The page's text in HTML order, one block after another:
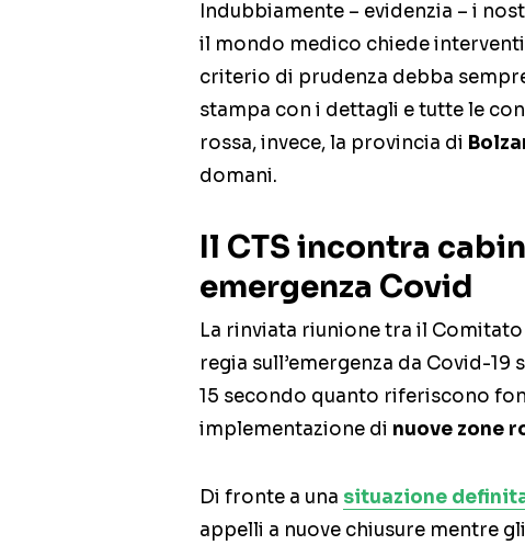
Indubbiamente – evidenzia – i
il mondo medico chiede
criterio di prudenza debba
stampa con i dettagli e tutte le
rossa, invece, la provincia di
domani.
Il CTS incontra
emergenza Covid
La rinviata riunione tra il
regia sull’emergenza da Covid-
15 secondo quanto riferiscono
implementazione di nuove zone
Di fronte a una situazione
appelli a nuove chiusure mentre